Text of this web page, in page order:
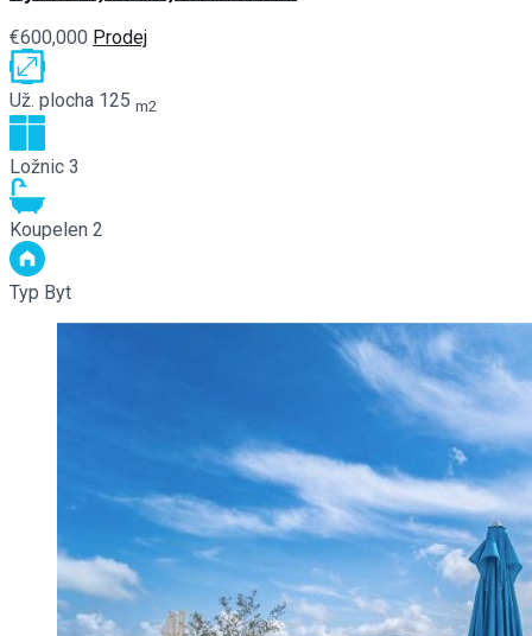
€600,000 Prodej
Už. plocha 125 m2
Ložnic 3
Koupelen 2
Typ Byt